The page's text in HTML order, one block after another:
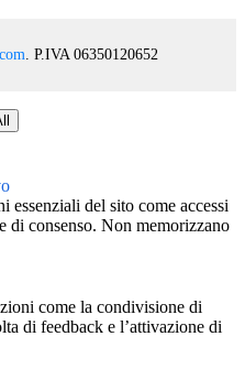
. P.IVA 06350120652
essenziali del sito come accessi
di consenso. Non memorizzano
come la condivisione di
di feedback e l’attivazione di